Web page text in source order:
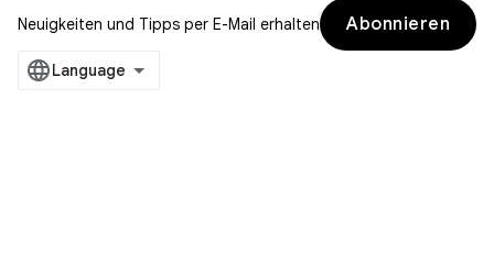
Neuigkeiten und Tipps per E-Mail erhalten
Abonnieren